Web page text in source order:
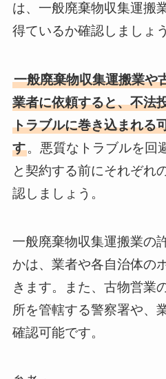
は、一般廃棄物収集運搬
得ているか確認しましょう
一般廃棄物収集運搬業や
業者に依頼すると、不法
トラブルに巻き込まれる
す。悪質なトラブルを回
と契約する前にそれぞれ
認しましょう。
一般廃棄物収集運搬業の
かは、業者や各自治体の
きます。また、古物営業
所を管轄する警察署や、
確認可能です。